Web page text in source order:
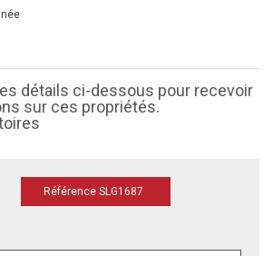
détails ci-dessous pour recevoir
sur ces propriétés.
Référence SLG1687